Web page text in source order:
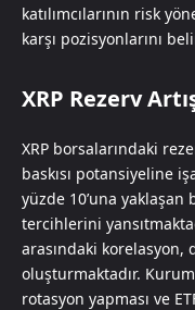
katılımcılarının risk
karşı pozisyonlarını
XRP Rezerv
XRP borsalarındaki
baskısı potansiyeline
yüzde 10’una yaklaşan
tercihlerini
arasındaki
oluşturmaktadır.
rotasyon yapması ve